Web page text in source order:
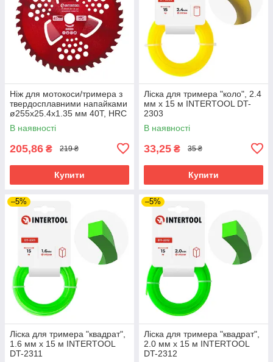
Ніж для мотокоси/тримера з
твердосплавними напайками
ø255x25.4x1.35 мм 40T, HRC
82-86, 3 підрізні лопаті,
анодоване покриття
В наявності
205,86 ₴ 219 ₴
Купити
Лiска для тримера "коло", 2.4
мм x 15 м INTERTOOL DT-
2303
В наявності
33,25 ₴ 35 ₴
Купити
–5%
Лiска для тримера "квадрат",
1.6 мм x 15 м INTERTOOL
DT-2311
–5%
Лiска для тримера "квадрат",
2.0 мм x 15 м INTERTOOL
DT-2312